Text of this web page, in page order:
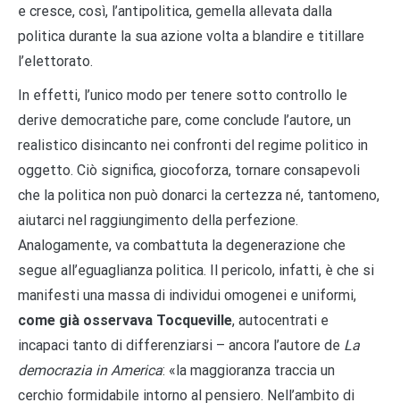
e cresce, così, l’antipolitica, gemella allevata dalla
politica durante la sua azione volta a blandire e titillare
l’elettorato.
In effetti, l’unico modo per tenere sotto controllo le
derive democratiche pare, come conclude l’autore, un
realistico disincanto nei confronti del regime politico in
oggetto. Ciò significa, giocoforza, tornare consapevoli
che la politica non può donarci la certezza né, tantomeno,
aiutarci nel raggiungimento della perfezione.
Analogamente, va combattuta la degenerazione che
segue all’eguaglianza politica. Il pericolo, infatti, è che si
manifesti una massa di individui omogenei e uniformi,
come già osservava Tocqueville, autocentrati e
incapaci tanto di differenziarsi – ancora l’autore de La
democrazia in America: «la maggioranza traccia un
cerchio formidabile intorno al pensiero. Nell’ambito di